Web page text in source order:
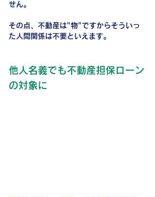
せん。
その点、不動産は"物"ですからそういっ
た人間関係は不要といえます。
他人名義でも不動産担保ローン
の対象に